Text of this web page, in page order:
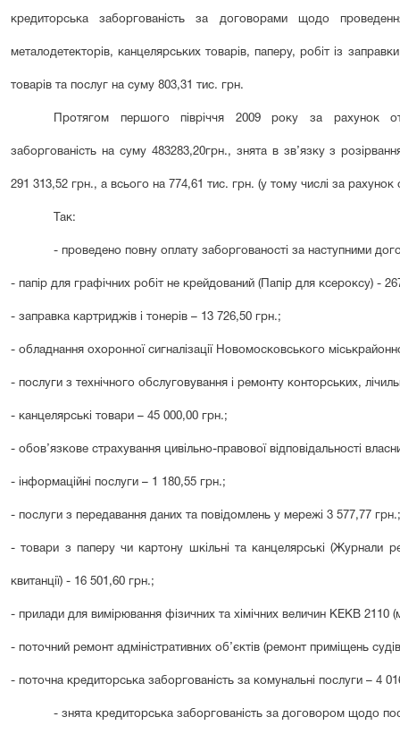
кредиторська заборгованість за договорами щодо
металодетекторів, канцелярських товарів, паперу, робіт із
товарів та послуг на суму 803,31 тис. грн.
Протягом першого півріччя 2009 року за рахунок
заборгованість на суму 483283,20грн., знята в зв’язку з
291 313,52 грн., а всього на 774,61 тис. грн. (у тому числі за
Так:
- проведено повну оплату заборгованості за наступними
- папір для графічних робіт не крейдований (Папір для ксероксу) -
- заправка картриджів і тонерів – 13 726,50 грн.;
- обладнання охоронної сигналізації Новомосковського
- послуги з технічного обслуговування і ремонту конторських,
- канцелярські товари – 45 000,00 грн.;
- обов’язкове страхування цивільно-правової відповідальності
- інформаційні послуги – 1 180,55 грн.;
- послуги з передавання даних та повідомлень у мережі 3 577,77 грн.;
- товари з паперу чи картону шкільні та канцелярські (Журнали
квитанції) - 16 501,60 грн.;
- прилади для вимірювання фізичних та хімічних величин КЕКВ 2110
- поточний ремонт адміністративних об’єктів (ремонт приміщень
- поточна кредиторська заборгованість за комунальні послуги – 4
- знята кредиторська заборгованість за договором щодо